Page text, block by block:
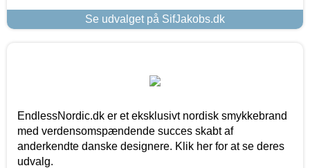
Se udvalget på SifJakobs.dk
EndlessNordic.dk er et eksklusivt nordisk smykkebrand
med verdensomspændende succes skabt af
anderkendte danske designere. Klik her for at se deres
udvalg.